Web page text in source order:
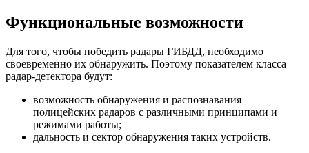
Функциональные возможности
Для того, чтобы победить радары ГИБДД, необходимо
своевременно их обнаружить. Поэтому показателем класса
радар-детектора будут:
возможность обнаружения и распознавания
полицейских радаров с различными принципами и
режимами работы;
дальность и сектор обнаружения таких устройств.